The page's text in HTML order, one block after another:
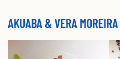
AKUABA & VERA